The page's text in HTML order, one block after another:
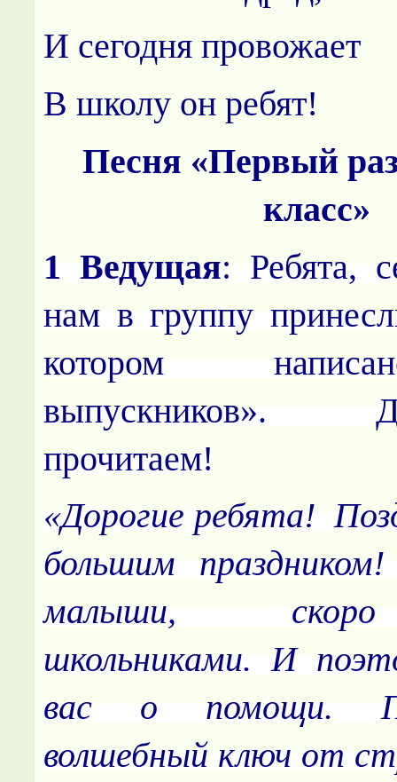
И сегодня провожает
В школу он ребят!
Песня «Первый
класс»
1 Ведущая: Ребята,
нам в группу
котором
выпускников».
прочитаем!
«Дорогие ребята!
большим
малыши,
школьниками. И
вас о помощи.
волшебный ключ от